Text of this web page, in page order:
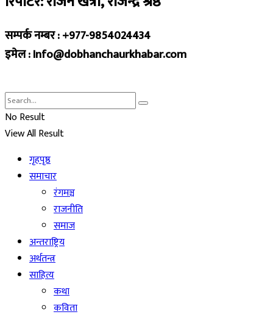
सम्पर्क नम्बर : +977-9854024434
इमेल : Info@dobhanchaurkhabar.com
No Result
View All Result
गृहपृष्ठ
समाचार
रंगमञ्च
राजनीति
समाज
अन्तराष्ट्रिय
अर्थतन्त्र
साहित्य
कथा
कविता